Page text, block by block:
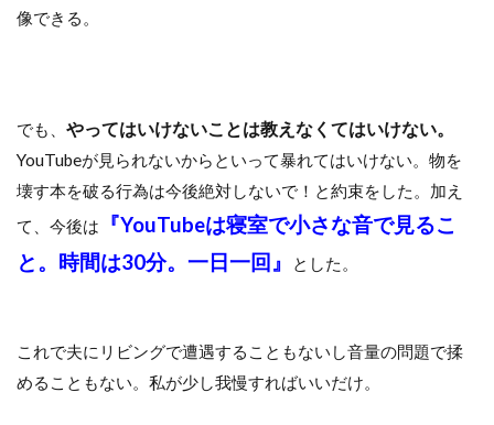
像できる。
でも、 やってはいけないことは教えなくてはいけない。
YouTubeが見られないからといって暴れてはいけない。物を
壊す本を破る行為は今後絶対しないで！と約束をした。加え
て、今後は
『YouTubeは寝室で小さな音で見るこ
と。時間は30分。一日一回』
とした。
これで夫にリビングで遭遇することもないし音量の問題で揉
めることもない。私が少し我慢すればいいだけ。